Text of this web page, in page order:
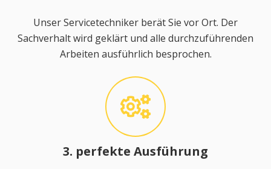
Unser Servicetechniker berät Sie vor Ort. Der
Sachverhalt wird geklärt und alle durchzuführenden
Arbeiten ausführlich besprochen.
3. perfekte Ausführung